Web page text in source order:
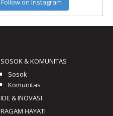
Follow on Instagram
SOSOK & KOMUNITAS
Sosok
Komunitas
IDE & INOVASI
RAGAM HAYATI